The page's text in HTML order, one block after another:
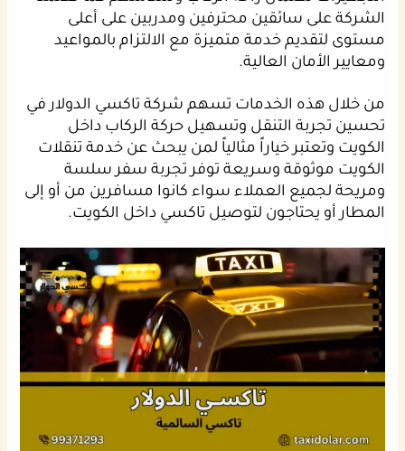
الشركة على سائقين محترفين ومدربين على أعلى
مستوى لتقديم خدمة متميزة مع الالتزام بالمواعيد
ومعايير الأمان العالية.
من خلال هذه الخدمات تسهم شركة تاكسي الدولار في
تحسين تجربة التنقل وتسهيل حركة الركاب داخل
الكويت وتعتبر خياراً مثالياً لمن يبحث عن خدمة تنقلات
الكويت موثوقة وسريعة توفر تجربة سفر سلسة
ومريحة لجميع العملاء سواء كانوا مسافرين من أو إلى
المطار أو يحتاجون لتوصيل تاكسي داخل الكويت.